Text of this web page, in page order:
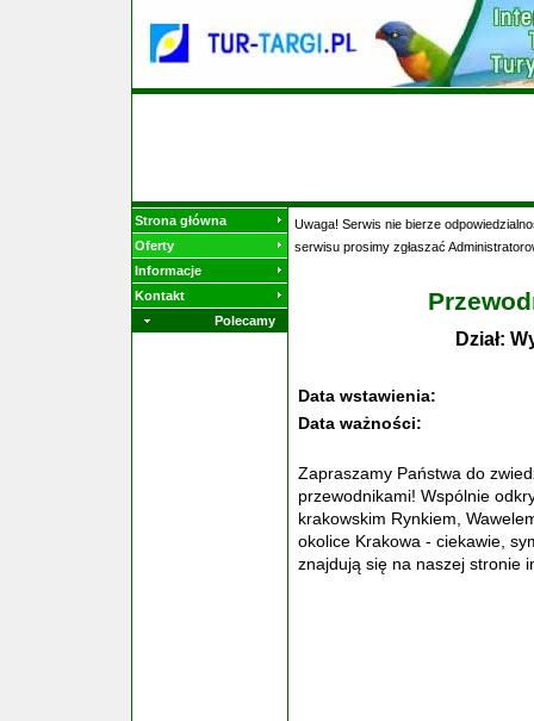
Strona główna
Oferty
Informacje
Kontakt
Polecamy
Uwaga! Serwis nie bierze
serwisu prosimy zgłaszać
Dział:
Data wstawienia:
Data ważności:
Zapraszamy Państwa do
przewodnikami! Wspólnie
krakowskim Rynkiem,
okolice Krakowa - ciekawie,
znajdują się na naszej stronie